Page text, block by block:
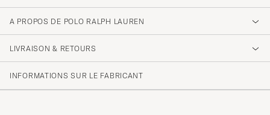
A PROPOS DE POLO RALPH LAUREN
LIVRAISON & RETOURS
INFORMATIONS SUR LE FABRICANT